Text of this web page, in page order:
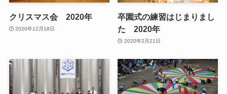
クリスマス会 2020年
2020年12月18日
卒園式の練習はじまりまし
た 2020年
2020年2月21日